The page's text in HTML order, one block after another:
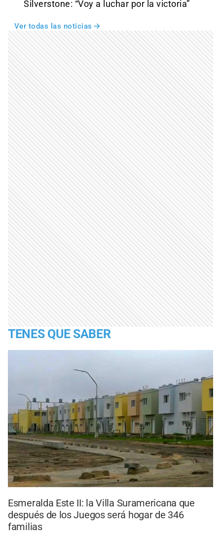
Silverstone: “Voy a luchar por la victoria”
Ver todas las noticias
TENES QUE SABER
Esmeralda Este II: la Villa Suramericana que
después de los Juegos será hogar de 346
familias